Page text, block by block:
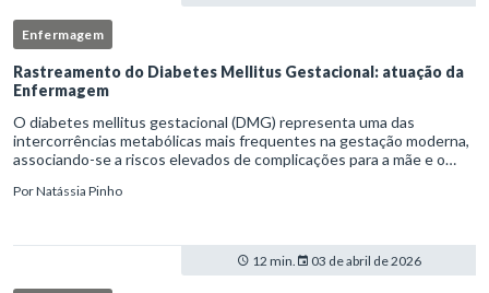
Enfermagem
Rastreamento do Diabetes Mellitus Gestacional: atuação da
Enfermagem
O diabetes mellitus gestacional (DMG) representa uma das
intercorrências metabólicas mais frequentes na gestação moderna,
associando-se a riscos elevados de complicações para a mãe e o
enferm
PorNatássia Pinho
12 min. 03 de abril de 2026